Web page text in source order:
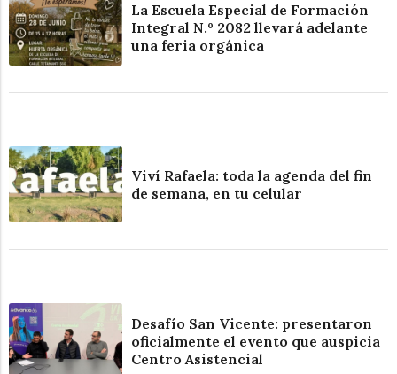
La Escuela Especial de Formación
Integral N.º 2082 llevará adelante
una feria orgánica
Viví Rafaela: toda la agenda del fin
de semana, en tu celular
Desafío San Vicente: presentaron
oficialmente el evento que auspicia
Centro Asistencial